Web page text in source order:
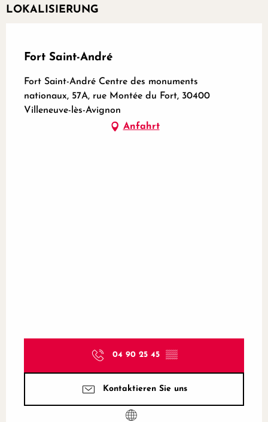
LOKALISIERUNG
Fort Saint-André
Fort Saint-André Centre des monuments
nationaux, 57A, rue Montée du Fort, 30400
Villeneuve-lès-Avignon
Anfahrt
04 90 25 45 ▒▒
Kontaktieren Sie uns